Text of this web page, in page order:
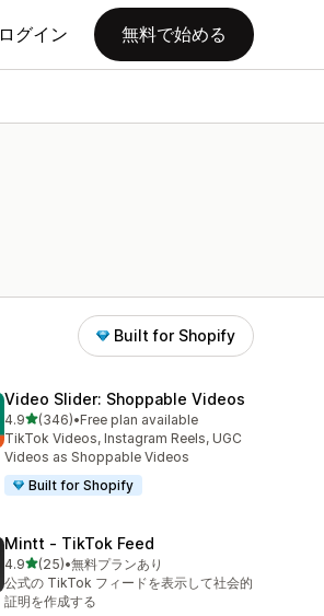
ログイン 無料で始める
Built for Shopify
Video Slider: Shoppable Videos
4.95つ星中
(346)
合計レビュー数：346件
•Free plan available
TikTok Videos, Instagram Reels, UGC
Videos as Shoppable Videos
Built for Shopify
Mintt ‑ TikTok Feed
4.95つ星中
(25)
合計レビュー数：25件
•無料プランあり
公式の TikTok フィードを表示して社会的
証明を作成する